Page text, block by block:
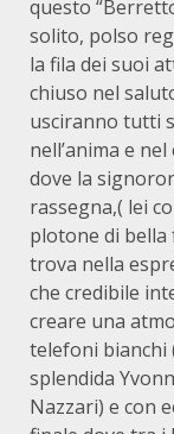
questo
solito, polso
la fila dei suoi
chiuso nel
usciranno tutti
nell’anima e
dove la
rassegna,( lei
plotone di bella
trova nella
che credibile
creare una
telefoni bianchi
splendida
Nazzari) e con